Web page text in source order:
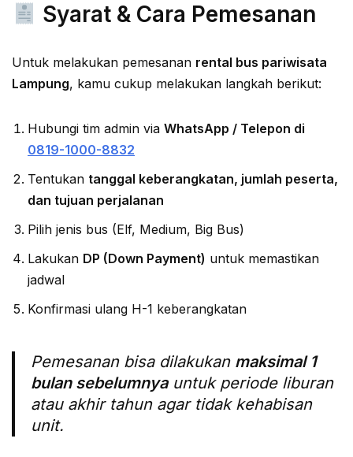
Syarat & Cara Pemesanan
Untuk melakukan pemesanan rental bus pariwisata
Lampung, kamu cukup melakukan langkah berikut:
Hubungi tim admin via WhatsApp / Telepon di
0819-1000-8832
Tentukan tanggal keberangkatan, jumlah peserta,
dan tujuan perjalanan
Pilih jenis bus (Elf, Medium, Big Bus)
Lakukan DP (Down Payment) untuk memastikan
jadwal
Konfirmasi ulang H-1 keberangkatan
Pemesanan bisa dilakukan maksimal 1
bulan sebelumnyauntuk periode liburan
atau akhir tahun agar tidak kehabisan
unit.